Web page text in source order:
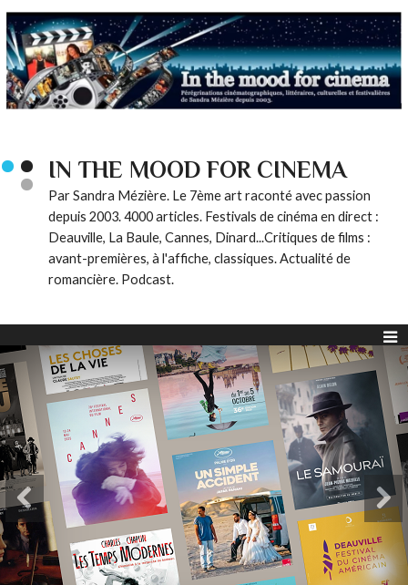
IN THE MOOD FOR CINEMA
Par Sandra Mézière. Le 7ème art raconté avec passion
depuis 2003. 4000 articles. Festivals de cinéma en direct :
Deauville, La Baule, Cannes, Dinard...Critiques de films :
avant-premières, à l'affiche, classiques. Actualité de
romancière. Podcast.